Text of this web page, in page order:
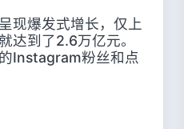
现爆发式增长，仅上
达到了2.6万亿元。
Instagram粉丝和点